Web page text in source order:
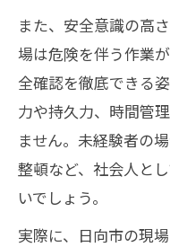
建設業求人
ワークライ
探し
快適な現場
め方
福利厚生が
長く安心して働
また、安全意識の高
場は危険を伴う作業
全確認を徹底できる
力や持久力、時間管
ません。未経験者の
整頓など、社会人と
いでしょう。
実際に、日向市の現